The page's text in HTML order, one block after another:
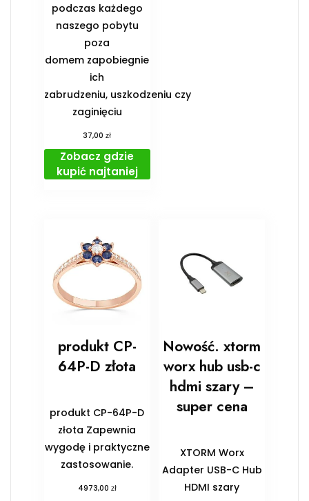
podczas każdego
naszego pobytu
poza
domem zapobiegnie
ich
zabrudzeniu, uszkodzeniu czy
zaginięciu
37,00zł
Zobacz gdzie
kupić najtaniej
produkt CP-
64P-D złota
produkt CP-64P-D
złota Zapewnia
wygodę i praktyczne
zastosowanie.
4973,00 zł
Nowość. xtorm
worx hub usb-c
hdmi szary –
super cena
XTORM Worx
Adapter USB-C Hub
HDMI szary